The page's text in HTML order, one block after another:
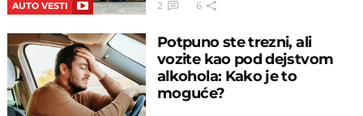
AUTO VESTI 2 6
Potpuno ste trezni, ali
vozite kao pod dejstvom
alkohola: Kako je to
moguće?